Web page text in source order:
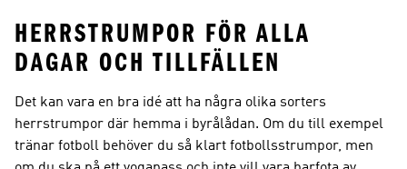
HERRSTRUMPOR FÖR ALLA
DAGAR OCH TILLFÄLLEN
Det kan vara en bra idé att ha några olika sorters
herrstrumpor där hemma i byrålådan. Om du till exempel
tränar fotboll behöver du så klart fotbollsstrumpor, men